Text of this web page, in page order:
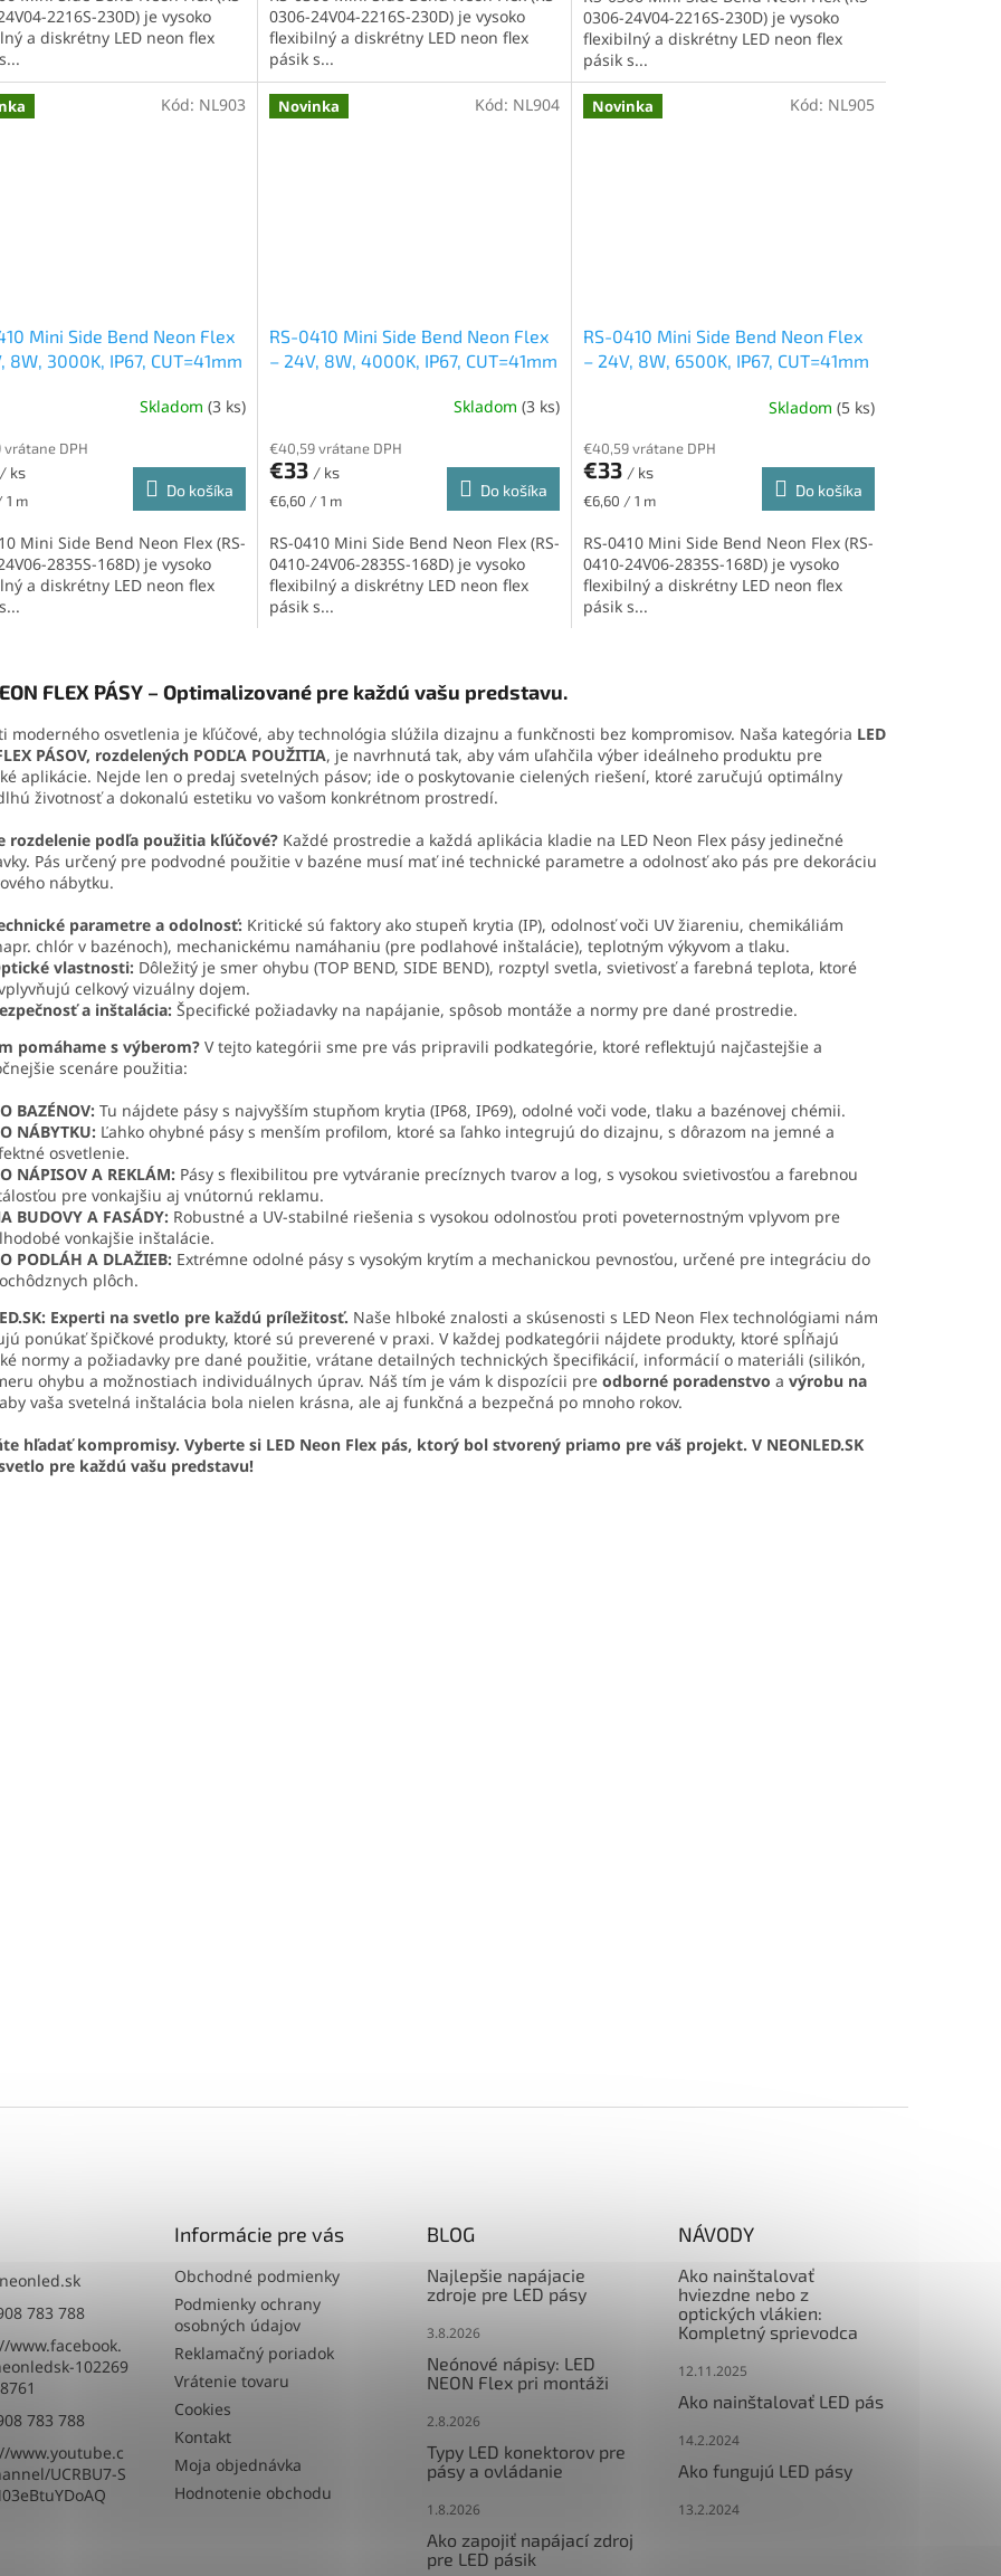
2216S-230D) je vysoko
a diskrétny LED neon flex
0306-24V04-2216S-230D) je vysoko
flexibilný a diskrétny LED neon flex
pásik s...
0306-24V04-2216S-230D) je vysoko
flexibilný a diskrétny LED neon flex
pásik s...
Mini Side Bend Neon Flex
8W, 3000K, IP67, CUT=41mm
Skladom (3 ks)
vrátane DPH
/ ks
1 m
Do košíka
Mini Side Bend Neon Flex (RS-
2835S-168D) je vysoko
a diskrétny LED neon flex
Kód: NL903 Novinka
RS-0410 Mini Side Bend Neon Flex
– 24V, 8W, 4000K, IP67, CUT=41mm
Skladom (3 ks)
€40,59 vrátane DPH
€33 / ks
Jednotková
€6,60 / 1 m
Do košíka
RS-0410 Mini Side Bend Neon Flex (RS-
0410-24V06-2835S-168D) je vysoko
flexibilný a diskrétny LED neon flex
pásik s...
Kód: NL904 Novinka
RS-0410 Mini Side Bend Neon Flex
– 24V, 8W, 6500K, IP67, CUT=41mm
Skladom (5 ks)
€40,59 vrátane DPH
€33 / ks
Jednotková
€6,60 / 1 m
Do košíka
RS-0410 Mini Side Bend Neon Flex (RS-
0410-24V06-2835S-168D) je vysoko
flexibilný a diskrétny LED neon flex
pásik s...
Kód: NL905
l
á
d
a
c
i
p
r
y
v
ý
i
s
u
FLEX PÁSY – Optimalizované pre každú vašu predstavu.
moderného osvetlenia je kľúčové, aby technológia slúžila dizajnu a funkčnosti bez kompromisov. Naša kategória LED
PÁSOV, rozdelených PODĽA POUŽITIA, je navrhnutá tak, aby vám uľahčila výber ideálneho produktu pre
aplikácie. Nejde len o predaj svetelných pásov; ide o poskytovanie cielených riešení, ktoré zaručujú optimálny
životnosť a dokonalú estetiku vo vašom konkrétnom prostredí.
rozdelenie podľa použitia kľúčové? Každé prostredie a každá aplikácia kladie na LED Neon Flex pásy jedinečné
Pás určený pre podvodné použitie v bazéne musí mať iné technické parametre a odolnosť ako pás pre dekoráciu
nábytku.
parametre a odolnosť: Kritické sú faktory ako stupeň krytia (IP), odolnosť voči UV žiareniu, chemikáliám
chlór v bazénoch), mechanickému namáhaniu (pre podlahové inštalácie), teplotným výkyvom a tlaku.
vlastnosti: Dôležitý je smer ohybu (TOP BEND, SIDE BEND), rozptyl svetla, svietivosť a farebná teplota, ktoré
celkový vizuálny dojem.
a inštalácia: Špecifické požiadavky na napájanie, spôsob montáže a normy pre dané prostredie.
pomáhame s výberom? V tejto kategórii sme pre vás pripravili podkategórie, ktoré reflektujú najčastejšie a
scenáre použitia:
BAZÉNOV: Tu nájdete pásy s najvyšším stupňom krytia (IP68, IP69), odolné voči vode, tlaku a bazénovej chémii.
NÁBYTKU: Ľahko ohybné pásy s menším profilom, ktoré sa ľahko integrujú do dizajnu, s dôrazom na jemné a
osvetlenie.
NÁPISOV A REKLÁM: Pásy s flexibilitou pre vytváranie precíznych tvarov a log, s vysokou svietivosťou a farebnou
pre vonkajšiu aj vnútornú reklamu.
BUDOVY A FASÁDY: Robustné a UV-stabilné riešenia s vysokou odolnosťou proti poveternostným vplyvom pre
vonkajšie inštalácie.
PODLÁH A DLAŽIEB: Extrémne odolné pásy s vysokým krytím a mechanickou pevnosťou, určené pre integráciu do
plôch.
Experti na svetlo pre každú príležitosť. Naše hlboké znalosti a skúsenosti s LED Neon Flex technológiami nám
ponúkať špičkové produkty, ktoré sú preverené v praxi. V každej podkategórii nájdete produkty, ktoré spĺňajú
normy a požiadavky pre dané použitie, vrátane detailných technických špecifikácií, informácií o materiáli (silikón,
ohybu a možnostiach individuálnych úprav. Náš tím je vám k dispozícii pre odborné poradenstvo a výrobu na
vaša svetelná inštalácia bola nielen krásna, ale aj funkčná a bezpečná po mnoho rokov.
hľadať kompromisy. Vyberte si LED Neon Flex pás, ktorý bol stvorený priamo pre váš projekt. V NEONLED.SK
pre každú vašu predstavu!
neonled.sk
783 788
www.facebook.
102269
783 788
www.youtube.c
UCRBU7-S
Informácie pre vás
Obchodné podmienky
Podmienky ochrany
osobných údajov
Reklamačný poriadok
Vrátenie tovaru
Cookies
Kontakt
Moja objednávka
Hodnotenie obchodu
BLOG
Najlepšie napájacie
zdroje pre LED pásy
3.8.2026
Neónové nápisy: LED
NEON Flex pri montáži
2.8.2026
Typy LED konektorov pre
pásy a ovládanie
1.8.2026
Ako zapojiť napájací zdroj
pre LED pásik
NÁVODY
Ako nainštalovať
hviezdne nebo z
optických vlákien:
Kompletný sprievodca
12.11.2025
Ako nainštalovať LED pás
14.2.2024
Ako fungujú LED pásy
13.2.2024